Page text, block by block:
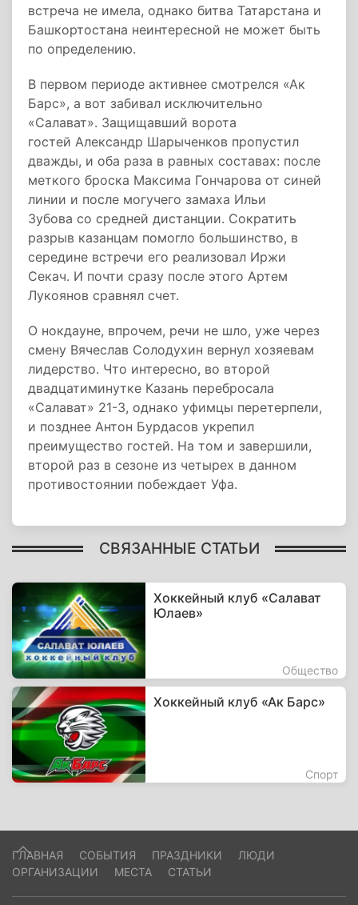
встреча не имела, однако битва Татарстана и
Башкортостана неинтересной не может быть
по определению.
В первом периоде активнее смотрелся «Ак
Барс», а вот забивал исключительно
«Салават». Защищавший ворота
гостей Александр Шарыченков пропустил
дважды, и оба раза в равных составах: после
меткого броска Максима Гончарова от синей
линии и после могучего замаха Ильи
Зубова со средней дистанции. Сократить
разрыв казанцам помогло большинство, в
середине встречи его реализовал Иржи
Секач. И почти сразу после этого Артем
Лукоянов сравнял счет.
О нокдауне, впрочем, речи не шло, уже через
смену Вячеслав Солодухин вернул хозяевам
лидерство. Что интересно, во второй
двадцатиминутке Казань перебросала
«Салават» 21-3, однако уфимцы перетерпели,
и позднее Антон Бурдасов укрепил
преимущество гостей. На том и завершили,
второй раз в сезоне из четырех в данном
противостоянии побеждает Уфа.
СВЯЗАННЫЕ СТАТЬИ
Хоккейный клуб «Салават
Юлаев»
Общество
Хоккейный клуб «Ак Барс»
Спорт
ГЛАВНАЯ СОБЫТИЯ ПРАЗДНИКИ
ЛЮДИ
ОРГАНИЗАЦИИ
МЕСТА СТАТЬИ